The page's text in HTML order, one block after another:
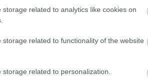
related to analytics like cookies on
related to functionality of the website
related to personalization.
stazama poboljšava vaše
to je ulaz u bogatstvo
razne staze, povezujete se s
pokazuju da redovito
i pomaže u izgradnji
boljem zdravlju.